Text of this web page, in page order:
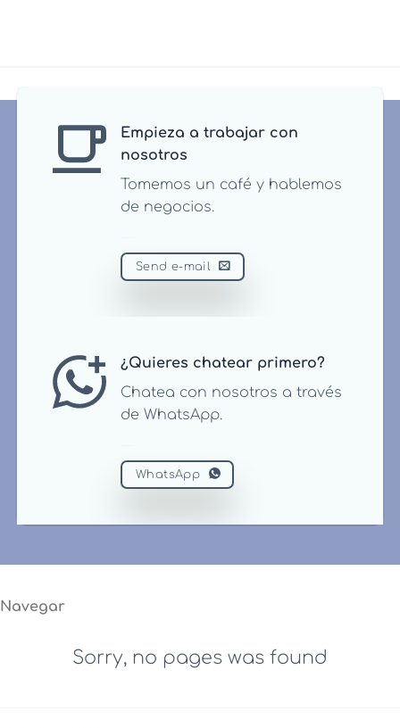
Empieza a trabajar con
nosotros
Tomemos un café y hablemos
de negocios.
Send e-mail
¿Quieres chatear primero?
Chatea con nosotros a través
de WhatsApp.
WhatsApp
Navegar
Sorry, no pages was found